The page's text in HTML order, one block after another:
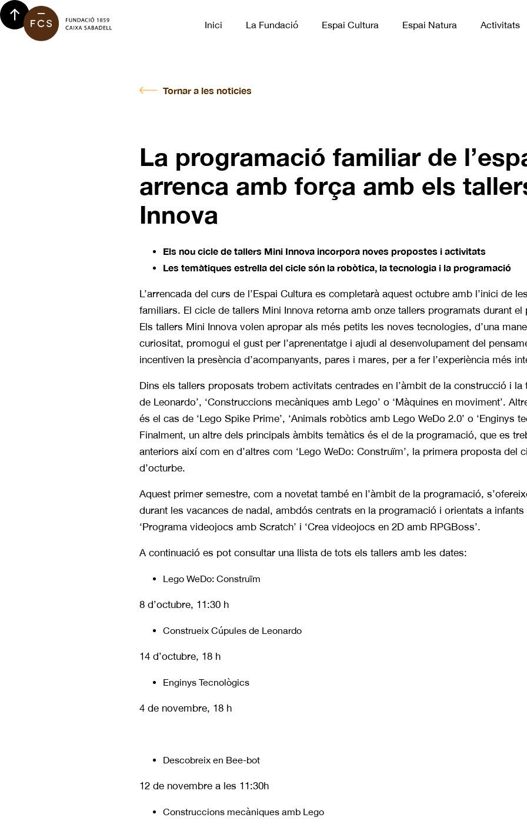
Inici La Fundació Espai Cultura Espai Natura Activitats
Tornar a les noticies
La programació familiar de
arrenca amb força amb els
Innova
Els nou cicle de tallers Mini Innova incorpora noves propostes i activitats
Les temàtiques estrella del cicle són la robòtica, la tecnologia i la programació
L’arrencada del curs de l’Espai Cultura es completarà aquest octubre amb l’inici de
familiars. El cicle de tallers Mini Innova retorna amb onze tallers programats durant
Els tallers Mini Innova volen apropar als més petits les noves tecnologies, d’una
curiositat, promogui el gust per l’aprenentatge i ajudi al desenvolupament del
incentiven la presència d’acompanyants, pares i mares, per a fer l’experiència més
Dins els tallers proposats trobem activitats centrades en l’àmbit de la construcció i la
de Leonardo’, ‘Construccions mecàniques amb Lego’ o ‘Màquines en moviment’.
és el cas de ‘Lego Spike Prime’, ‘Animals robòtics amb Lego WeDo 2.0’ o ‘Enginys
Finalment, un altre dels principals àmbits temàtics és el de la programació, que es
anteriors així com en d’altres com ‘Lego WeDo: Construïm’, la primera proposta del
d’octurbe.
Aquest primer semestre, com a novetat també en l’àmbit de la programació,
durant les vacances de nadal, ambdós centrats en la programació i orientats a infants
‘Programa videojocs amb Scratch’ i ‘Crea videojocs en 2D amb RPGBoss’.
A continuació es pot consultar una llista de tots els tallers amb les dates:
Lego WeDo: Construïm
8 d’octubre, 11:30 h
Construeix Cúpules de Leonardo
14 d’octubre, 18 h
Enginys Tecnològics
4 de novembre, 18 h
Descobreix en Bee-bot
12 de novembre a les 11:30h
Construccions mecàniques amb Lego